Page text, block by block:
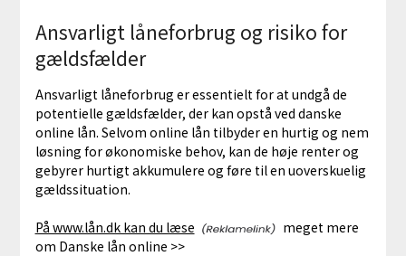
Ansvarligt låneforbrug og risiko for
gældsfælder
Ansvarligt låneforbrug er essentielt for at undgå de
potentielle gældsfælder, der kan opstå ved danske
online lån. Selvom online lån tilbyder en hurtig og nem
løsning for økonomiske behov, kan de høje renter og
gebyrer hurtigt akkumulere og føre til en uoverskuelig
gældssituation.
På www.lån.dk kan du læse
meget mere
om Danske lån online >>